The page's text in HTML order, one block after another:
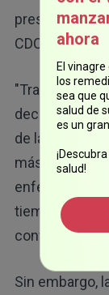
presidencial,
CDC, autorizó
"Tras revisar
decisión en el
de la
más
tiempo,
confianza del
Sin embargo,
ahora
El
los
sea que
salud de
es un
salud!